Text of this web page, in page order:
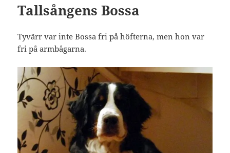
Tallsångens Bossa
Tyvärr var inte Bossa fri på höfterna, men hon var
fri på armbågarna.